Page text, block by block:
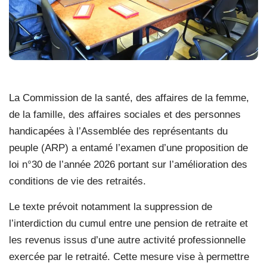
La Commission de la santé, des affaires de la femme,
de la famille, des affaires sociales et des personnes
handicapées à l’Assemblée des représentants du
peuple (ARP) a entamé l’examen d’une proposition de
loi n°30 de l’année 2026 portant sur l’amélioration des
conditions de vie des retraités.
Le texte prévoit notamment la suppression de
l’interdiction du cumul entre une pension de retraite et
les revenus issus d’une autre activité professionnelle
exercée par le retraité. Cette mesure vise à permettre